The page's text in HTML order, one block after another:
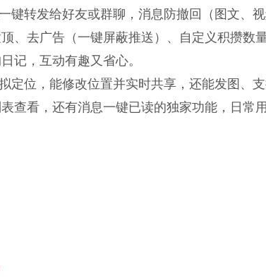
键转发给好友或群聊，消息防撤回（图文、
、去广告（一键屏蔽推送）、自定义积攒数
记，互动有趣又省心。
定位，能修改位置并实时共享，还能发图、
查看，还有消息一键已读的独家功能，日常